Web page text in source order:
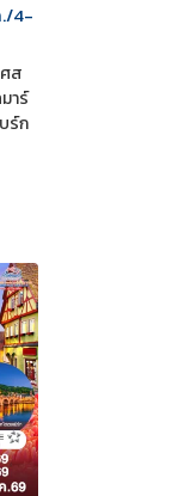
./4-
ส
าร์
ร์ก